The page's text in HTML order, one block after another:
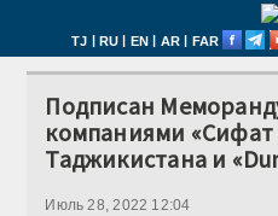
TJ | RU | EN | AR | FAR
Подписан
компаниями «Сифат
Таджикистана и
Июль 28, 2022 12:04